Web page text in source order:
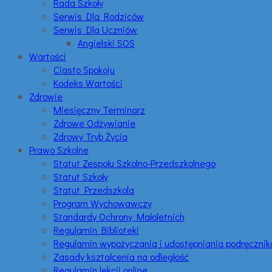
Rada Szkoły
Serwis Dla Rodziców
Serwis Dla Uczniów
Angielski SOS
Wartości
Ciasto Spokoju
Kodeks Wartości
Zdrowie
Miesięczny Terminarz
Zdrowe Odżywianie
Zdrowy Tryb Życia
Prawo Szkolne
Statut Zespołu Szkolno-Przedszkolnego
Statut Szkoły
Statut Przedszkola
Program Wychowawczy
Standardy Ochrony Małoletnich
Regulamin Biblioteki
Regulamin wypożyczania i udostępniania
Zasady kształcenia na odległość